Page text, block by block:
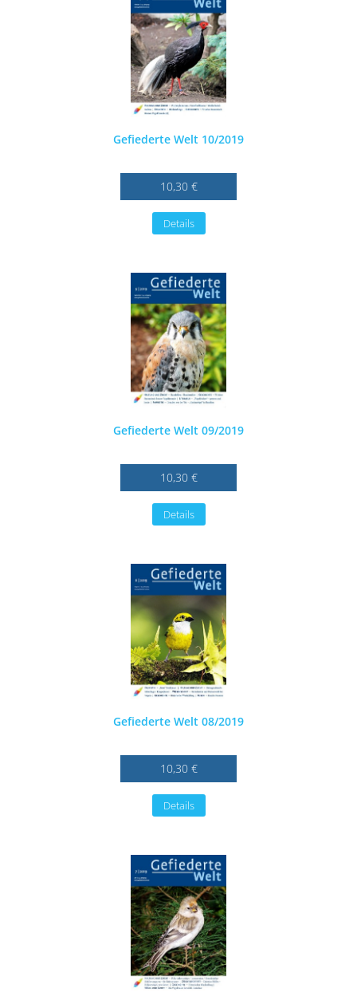
Gefiederte Welt 10/2019
10,30 €
Details
Gefiederte Welt 09/2019
10,30 €
Details
Gefiederte Welt 08/2019
10,30 €
Details